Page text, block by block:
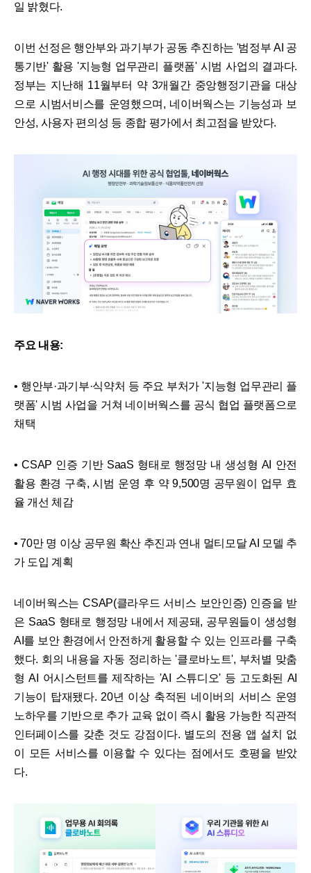
일 밝혔다.
이번 선정은 행안부와 과기부가 공동 추진하는 '범정부 AI 공
통기반' 활용 '지능형 업무관리 플랫폼' 시범 사업의 결과다.
정부는 지난해 11월부터 약 3개월간 중앙행정기관을 대상
으로 시범서비스를 운영했으며, 네이버웍스는 기능성과 보
안성, 사용자 편의성 등 종합 평가에서 최고점을 받았다.
주요 내용:
• 행안부·과기부·식약처 등 주요 부처가 '지능형 업무관리 플
랫폼' 시범 사업을 거쳐 네이버웍스를 공식 협업 플랫폼으로
채택
• CSAP 인증 기반 SaaS 형태로 행정망 내 생성형 AI 안전
활용 환경 구축, 시범 운영 후 약 9,500명 공무원이 업무 효
율 개선 체감
• 70만 명 이상 공무원 확산 추진과 연내 멀티모달 AI 모델 추
가 도입 계획
네이버웍스는 CSAP(클라우드 서비스 보안인증) 인증을 받
은 SaaS 형태로 행정망 내에서 제공돼, 공무원들이 생성형
AI를 보안 환경에서 안전하게 활용할 수 있는 인프라를 구축
했다. 회의 내용을 자동 정리하는 '클로바노트', 부처별 맞춤
형 AI 어시스턴트를 제작하는 'AI 스튜디오' 등 고도화된 AI
기능이 탑재됐다. 20년 이상 축적된 네이버의 서비스 운영
노하우를 기반으로 추가 교육 없이 즉시 활용 가능한 직관적
인터페이스를 갖춘 것도 강점이다. 별도의 전용 앱 설치 없
이 모든 서비스를 이용할 수 있다는 점에서도 호평을 받았
다.